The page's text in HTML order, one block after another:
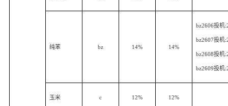
纯苯 bz 14% 14%
bz2606投机
bz2607投机
bz2608投机
bz2609投机
玉米 c 12% 12%